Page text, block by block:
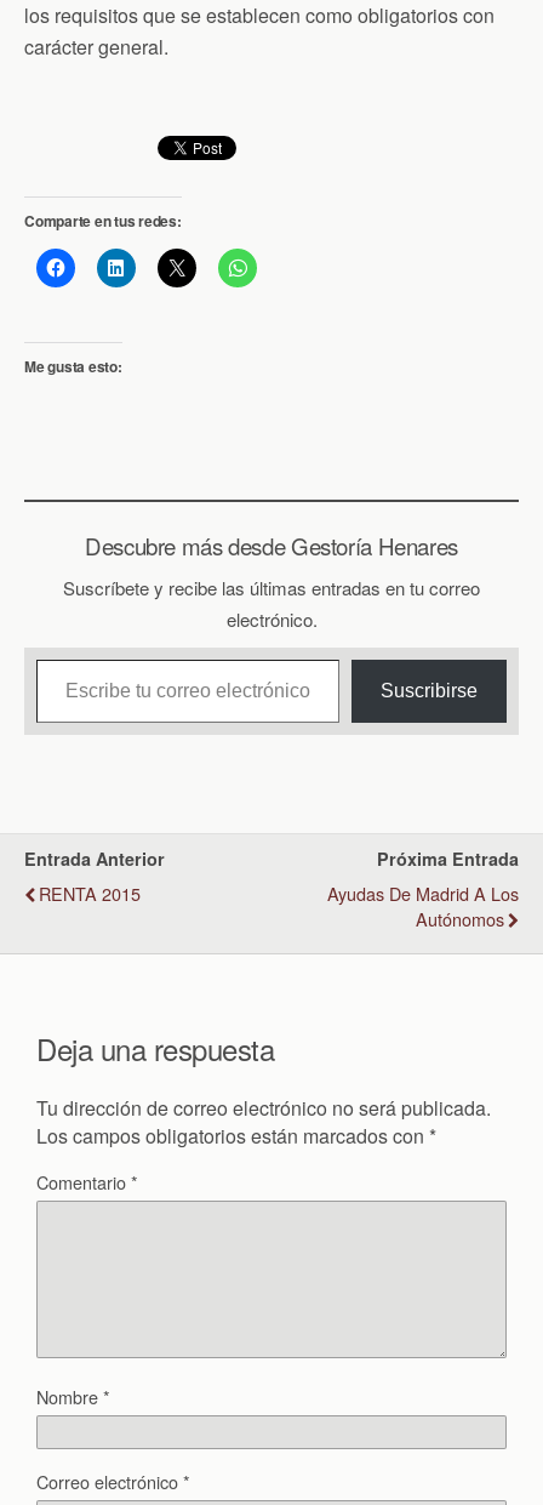
los requisitos que se establecen como obligatorios con
carácter general.
Comparte en tus redes:
Me gusta esto:
Descubre más desde Gestoría Henares
Suscríbete y recibe las últimas entradas en tu correo
electrónico.
Escribe tu correo electrónico…
Suscribirse
Entrada Anterior
RENTA 2015
Próxima Entrada
Ayudas De Madrid A Los
Autónomos
Deja una respuesta
Tu dirección de correo electrónico no será publicada.
Los campos obligatorios están marcados con *
Comentario*
Nombre*
Correo electrónico*